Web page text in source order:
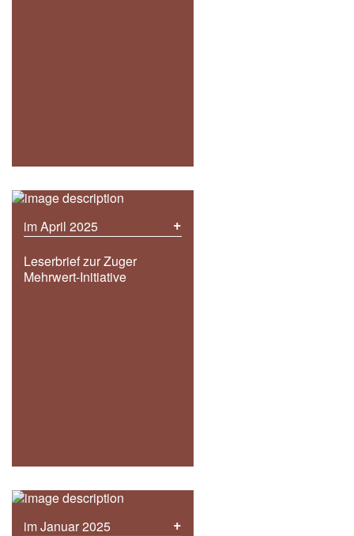
im April 2025 +
Leserbrief zur Zuger
Mehrwert-Initiative
im Januar 2025 +